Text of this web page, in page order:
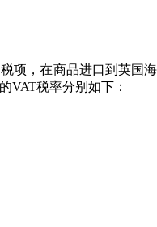
项，在商品进口到英国
VAT税率分别如下：